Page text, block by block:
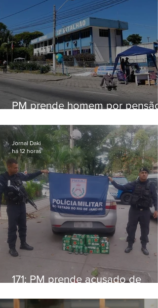
PM prende homem por pensão
171: PM prende acusado de
Niterói
Jornal Daki
há 12 horas